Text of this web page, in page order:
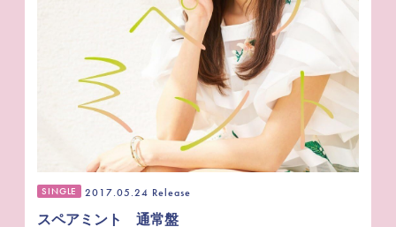
SINGLE 2017.05.24 Release
スペアミント 通常盤